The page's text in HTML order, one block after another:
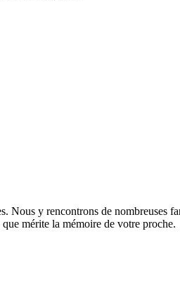
Nous y rencontrons de nombreuses
mérite la mémoire de votre proche.